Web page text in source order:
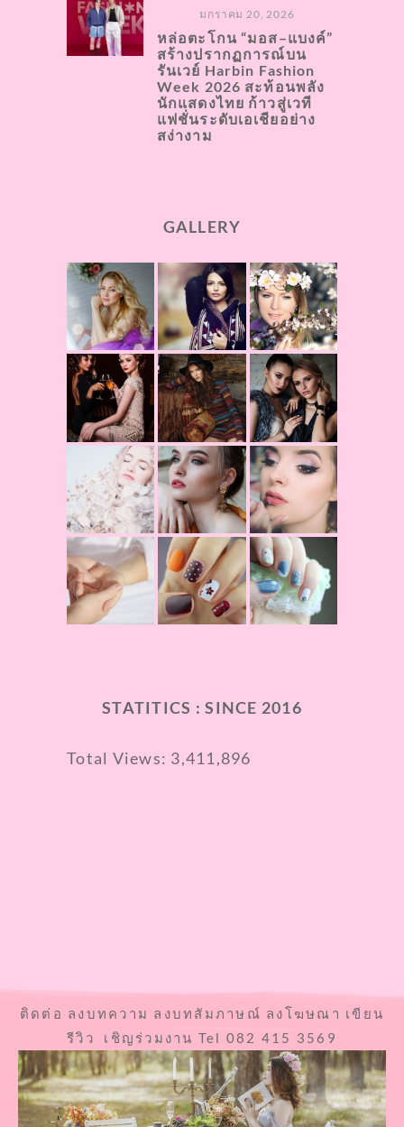
มกราคม 20, 2026
หล่อตะโกน “มอส–แบงค์”
สร้างปรากฏการณ์บน
รันเวย์ Harbin Fashion
Week 2026 สะท้อนพลัง
นักแสดงไทย ก้าวสู่เวที
แฟชั่นระดับเอเชียอย่าง
สง่างาม
GALLERY
STATITICS : SINCE 2016
Total Views: 3,411,896
ติดต่อ ลงบทความ ลงบทสัมภาษณ์ ลงโฆษณา เขียน
รีวิว เชิญร่วมงาน Tel 082 415 3569